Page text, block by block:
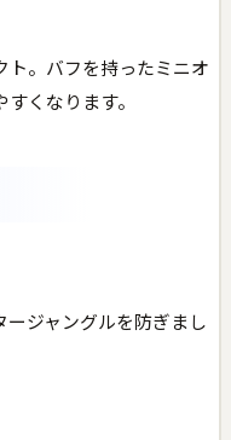
ト。バフを持ったミニオ
くなります。
ジャングルを防ぎまし